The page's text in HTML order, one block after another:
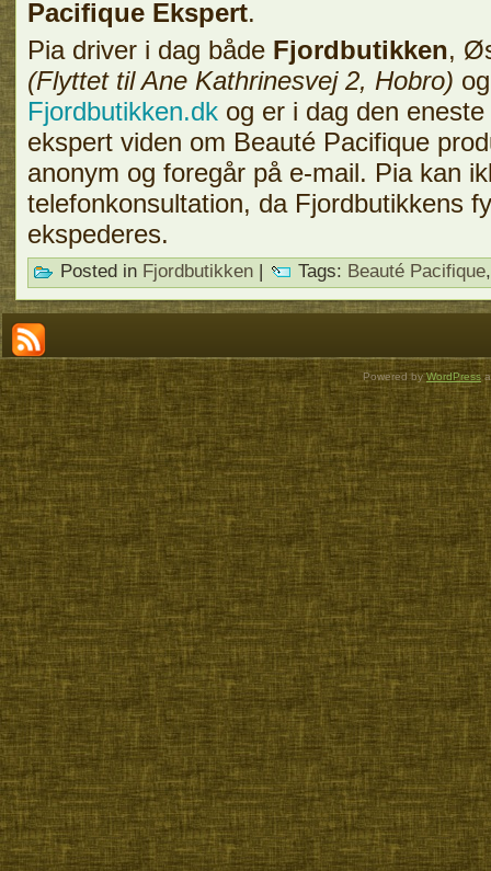
Pacifique Ekspert.
Pia driver i dag både Fjordbutikken,
(Flyttet til Ane Kathrinesvej 2, Hobro)
Fjordbutikken.dk og er i dag den
ekspert viden om Beauté Pacifique
anonym og foregår på e-mail. Pia kan
telefonkonsultation, da Fjordbutikkens
ekspederes.
Posted in Fjordbutikken Tags: Beauté Pacifique
Powered byWordPress